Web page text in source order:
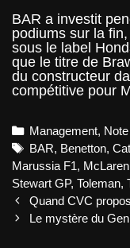
BAR a investit
podiums sur la
sous le label
que le titre de
du constructeur
compétitive pour
Categories
Management,
Tags
BAR, Benetton,
Marussia F1, McLaren
Stewart GP, Toleman,
Post
navigation
Quand CVC
Le mystère du